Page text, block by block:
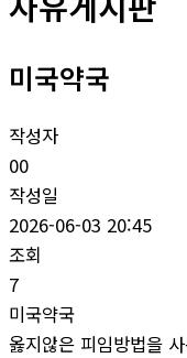
미국약국
작성자
00
작성일
2026-06-03 20:45
조회
7
미국약국
옳지않은 피임방법을